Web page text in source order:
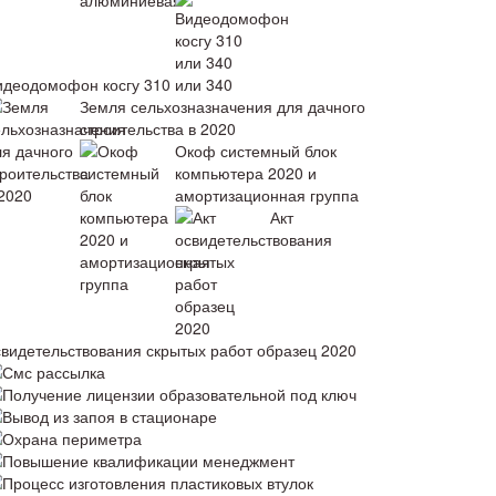
косгу 310 или 340
Земля сельхозназначения для дачного
строительства в 2020
Окоф системный блок
компьютера 2020 и
амортизационная группа
Акт
скрытых работ образец 2020
Смс рассылка
Получение лицензии образовательной под ключ
Вывод из запоя в стационаре
Охрана периметра
Повышение квалификации менеджмент
Процесс изготовления пластиковых втулок